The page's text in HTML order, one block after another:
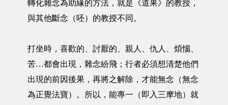
轉化雜念為助緣的方法，就是《道果》的教授，
與其他斷念（呸）的教授不同。
打坐時，喜歡的、討厭的、親人、仇人、煩惱、
苦…都會出現，雜念紛飛；行者必須想清楚他們
出現的前因後果，再將之解除，才能無念（無念
為正覺法寶）。所以，能專一（即入三摩地）就